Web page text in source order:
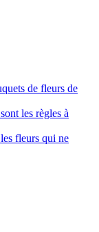
de fleurs de
les règles à
fleurs qui ne